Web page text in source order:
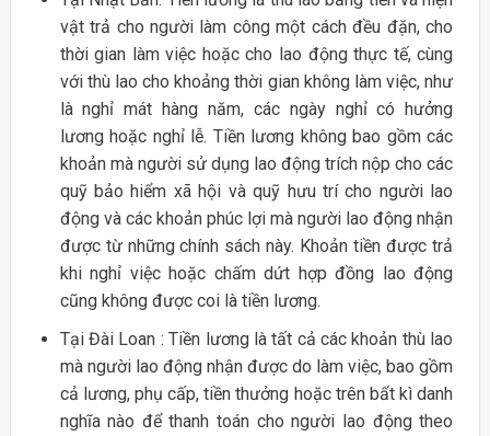
vật trả cho người làm công một cách đều đặn, cho
thời gian làm việc hoặc cho lao động thực tế, cùng
với thù lao cho khoảng thời gian không làm việc, như
là nghỉ mát hàng năm, các ngày nghỉ có hưởng
lương hoặc nghỉ lễ. Tiền lương không bao gồm các
khoản mà người sử dụng lao động trích nộp cho các
quỹ bảo hiểm xã hội và quỹ hưu trí cho người lao
động và các khoản phúc lợi mà người lao động nhận
được từ những chính sách này. Khoản tiền được trả
khi nghỉ việc hoặc chấm dứt hợp đồng lao động
cũng không được coi là tiền lương.
Tại Đài Loan : Tiền lương là tất cả các khoản thù lao
mà người lao động nhận được do làm việc, bao gồm
cả lương, phụ cấp, tiền thưởng hoặc trên bất kì danh
nghĩa nào để thanh toán cho người lao động theo